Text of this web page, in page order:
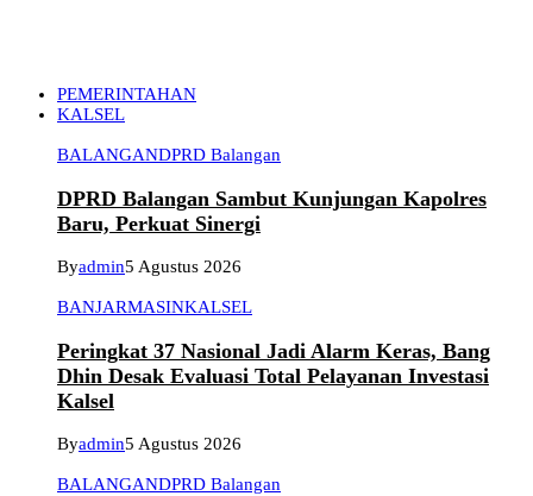
PEMERINTAHAN
KALSEL
BALANGANDPRD Balangan
DPRD Balangan Sambut Kunjungan Kapolres
Baru, Perkuat Sinergi
Byadmin5 Agustus 2026
BANJARMASINKALSEL
Peringkat 37 Nasional Jadi Alarm Keras, Bang
Dhin Desak Evaluasi Total Pelayanan Investasi
Kalsel
Byadmin5 Agustus 2026
BALANGANDPRD Balangan